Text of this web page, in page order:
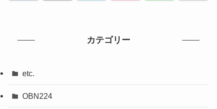
カテゴリー
etc.
OBN224